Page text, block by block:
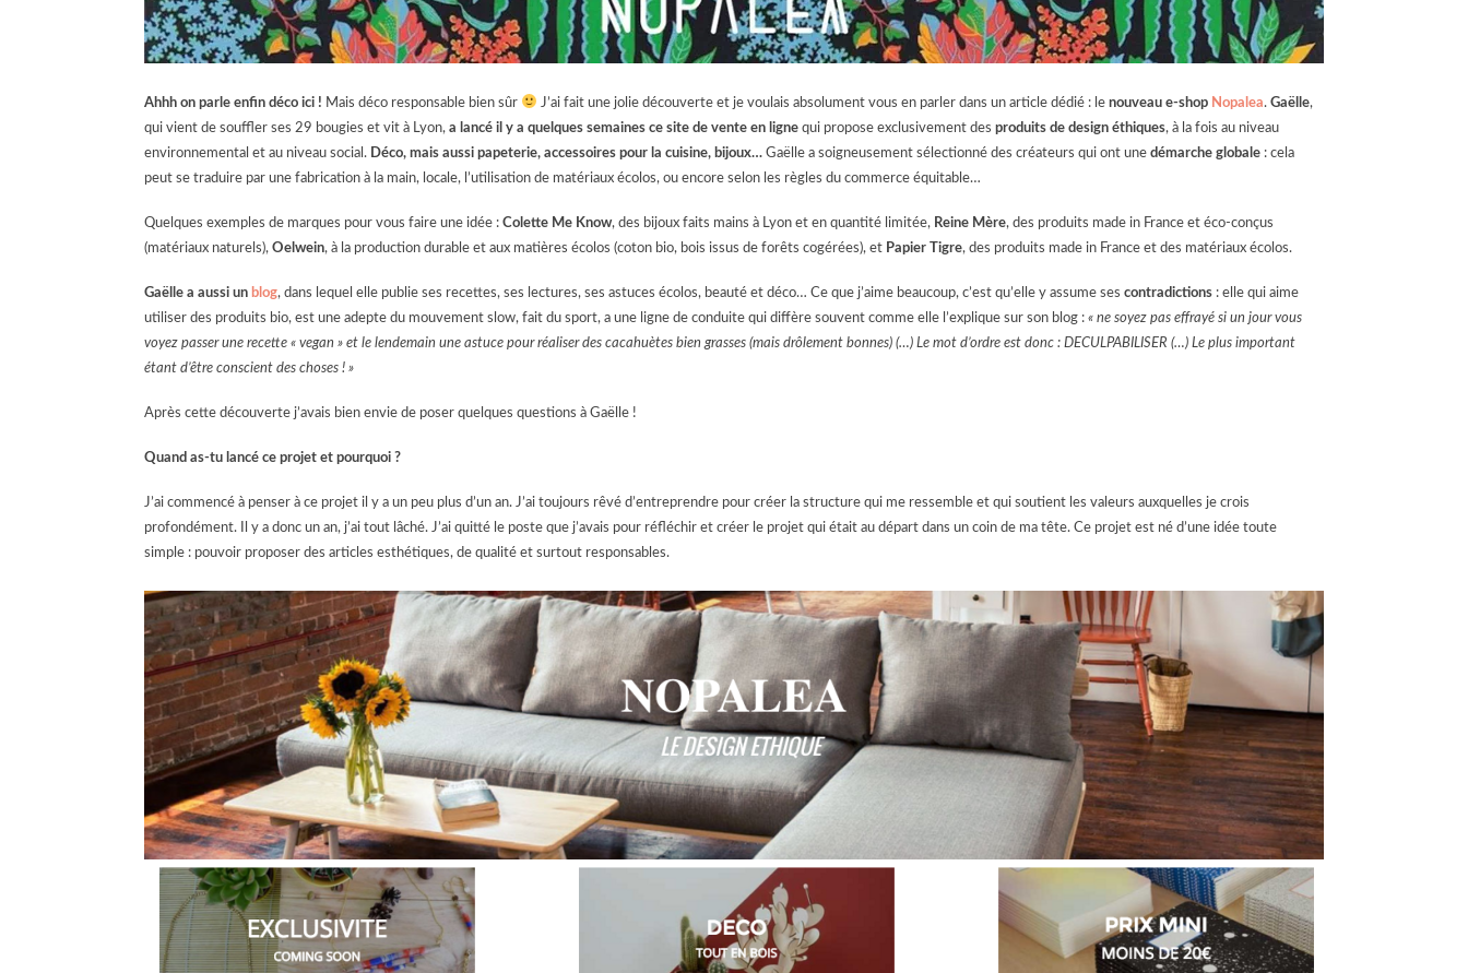
Ahhh on parle enfin déco ici ! Mais déco responsable bien sûr J’ai fait une jolie découverte et je voulais absolument vous en parler dans un article dédié : le nouveau e-shop Nopalea. Gaëlle,
qui vient de souffler ses 29 bougies et vit à Lyon, a lancé il y a quelques semaines ce site de vente en ligne qui propose exclusivement des produits de design éthiques, à la fois au niveau
environnemental et au niveau social. Déco, mais aussi papeterie, accessoires pour la cuisine, bijoux… Gaëlle a soigneusement sélectionné des créateurs qui ont une démarche globale : cela
peut se traduire par une fabrication à la main, locale, l’utilisation de matériaux écolos, ou encore selon les règles du commerce équitable…
Quelques exemples de marques pour vous faire une idée : Colette Me Know, des bijoux faits mains à Lyon et en quantité limitée, Reine Mère, des produits made in France et éco-conçus
(matériaux naturels), Oelwein, à la production durable et aux matières écolos (coton bio, bois issus de forêts cogérées), et Papier Tigre, des produits made in France et des matériaux écolos.
Gaëlle a aussi un blog, dans lequel elle publie ses recettes, ses lectures, ses astuces écolos, beauté et déco… Ce que j’aime beaucoup, c’est qu’elle y assume ses contradictions : elle qui aime
utiliser des produits bio, est une adepte du mouvement slow, fait du sport, a une ligne de conduite qui diffère souvent comme elle l’explique sur son blog : « ne soyez pas effrayé si un jour vous
voyez passer une recette « vegan » et le lendemain une astuce pour réaliser des cacahuètes bien grasses (mais drôlement bonnes) (…) Le mot d’ordre est donc : DECULPABILISER (…) Le plus important
étant d’être conscient des choses ! »
Après cette découverte j’avais bien envie de poser quelques questions à Gaëlle !
Quand as-tu lancé ce projet et pourquoi ?
J’ai commencé à penser à ce projet il y a un peu plus d’un an. J’ai toujours rêvé d’entreprendre pour créer la structure qui me ressemble et qui soutient les valeurs auxquelles je crois
profondément.
Il y a donc un an, j’ai tout lâché. J’ai quitté le poste que j’avais pour réfléchir et créer le projet qui était au départ dans un coin de ma tête. Ce projet est né d’une idée toute
simple : pouvoir proposer des articles esthétiques, de qualité et surtout responsables.